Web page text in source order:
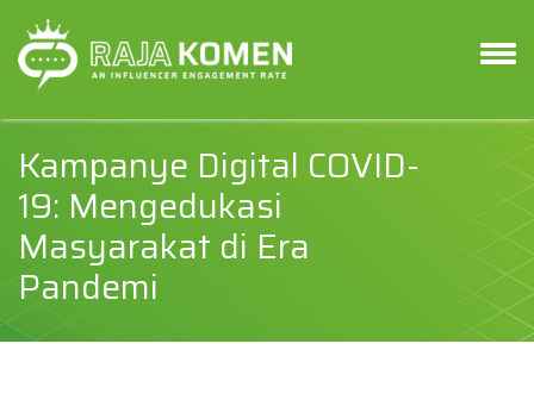
Kampanye Digital COVID-
19: Mengedukasi
Masyarakat di Era
Pandemi